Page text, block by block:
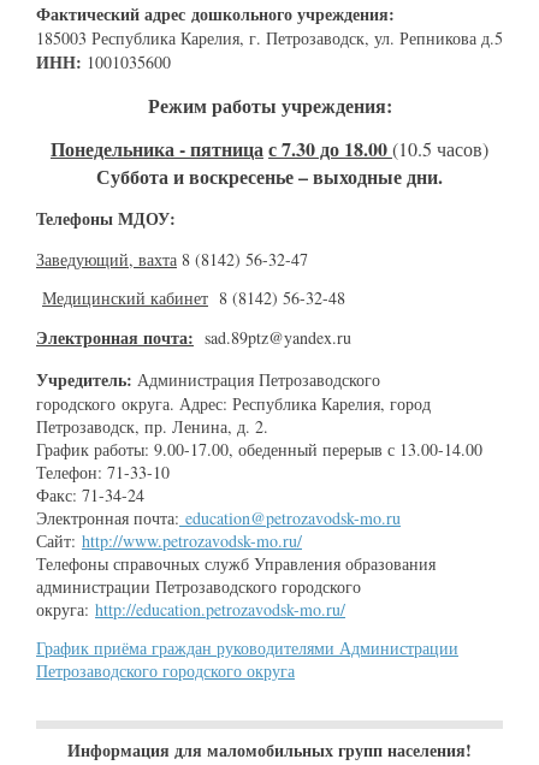
Фактический адрес дошкольного учреждения:
185003 Республика Карелия, г. Петрозаводск, ул. Репникова д.5
ИНН: 1001035600
Режим работы учреждения:
Понедельника - пятницас 7.30 до 18.00(10.5 часов)
Суббота и воскресенье – выходные дни.
Телефоны МДОУ:
Заведующий, вахта 8 (8142) 56-32-47
Медицинский кабинет 8 (8142) 56-32-48
Электронная почта: sad.89ptz@yandex.ru
Учредитель: Администрация Петрозаводского
городского округа. Адрес: Республика Карелия, город
Петрозаводск, пр. Ленина, д. 2.
График работы: 9.00-17.00, обеденный перерыв с 13.00-14.00
Телефон: 71-33-10
Факс: 71-34-24
Электронная почта: education@petrozavodsk-mo.ru
Сайт: http://www.petrozavodsk-mo.ru/
Телефоны справочных служб Управления образования
администрации Петрозаводского городского
округа: http://education.petrozavodsk-mo.ru/
График приёма граждан руководителями Администрации
Петрозаводского городского округа
Информация для маломобильных групп населения!